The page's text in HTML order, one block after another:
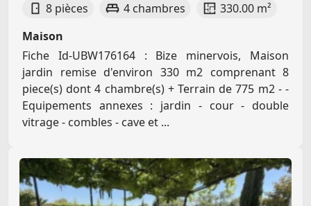
8 pièces 4 chambres
330.00 m²
Maison
Fiche Id-UBW176164 : Bize minervois, Maison
jardin remise d'environ 330 m2 comprenant 8
piece(s) dont 4 chambre(s) + Terrain de 775 m2 - -
Equipements annexes : jardin - cour - double
vitrage - combles - cave et ...